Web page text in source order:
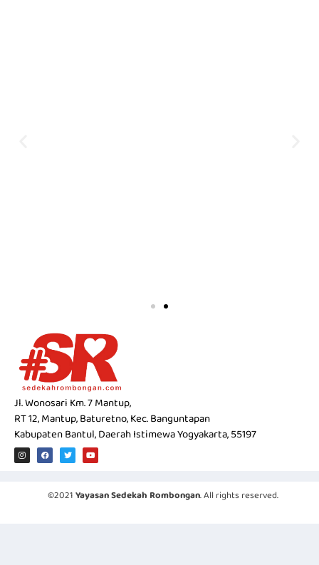
RT 12, Mantup, Baturetno, Kec. Banguntapan